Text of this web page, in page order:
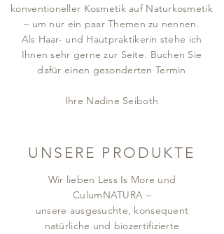
konventioneller Kosmetik auf Naturkosmetik
– um nur ein paar Themen zu nennen.
Als Haar- und Hautpraktikerin stehe ich
Ihnen sehr gerne zur Seite. Buchen Sie
dafür einen gesonderten Termin
Ihre Nadine Seiboth
UNSERE PRODUKTE
Wir lieben Less Is More und
CulumNATURA –
unsere ausgesuchte, konsequent
natürliche und biozertifizierte